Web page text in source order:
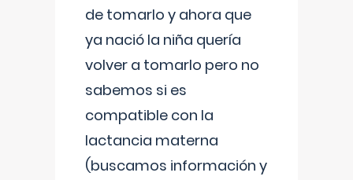
de tomarlo y ahora que
ya nació la niña quería
volver a tomarlo pero no
sabemos si es
compatible con la
lactancia materna
(buscamos información y